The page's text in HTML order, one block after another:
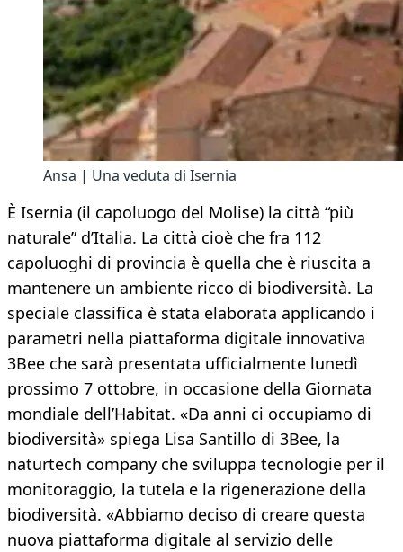
Ansa | Una veduta di Isernia
È Isernia (il capoluogo del Molise) la città “più
naturale” d’Italia. La città cioè che fra 112
capoluoghi di provincia è quella che è riuscita a
mantenere un ambiente ricco di biodiversità. La
speciale classifica è stata elaborata applicando i
parametri nella piattaforma digitale innovativa
3Bee che sarà presentata ufficialmente lunedì
prossimo 7 ottobre, in occasione della Giornata
mondiale dell’Habitat. «Da anni ci occupiamo di
biodiversità» spiega Lisa Santillo di 3Bee, la
naturtech company che sviluppa tecnologie per il
monitoraggio, la tutela e la rigenerazione della
biodiversità. «Abbiamo deciso di creare questa
nuova piattaforma digitale al servizio delle